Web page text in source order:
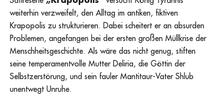
weiterhin verzweifelt, den Alltag im antiken, fiktiven
Krapopolis zu strukturieren. Dabei scheitert er an absurden
Problemen, angefangen bei der ersten großen Müllkrise der
Menschheitsgeschichte. Als wäre das nicht genug, stiften
seine temperamentvolle Mutter Deliria, die Göttin der
Selbstzerstörung, und sein fauler Mantitaur-Vater Shlub
unentwegt Unruhe.